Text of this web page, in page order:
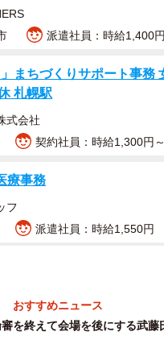
派遣社員：時給1,400円
」まちづくりサポート事務
札幌駅
式会社
契約社員：時給1,300円～
療事務
フ
派遣社員：時給1,550円
おすすめニュース
審を終えて会場を後にする武藤